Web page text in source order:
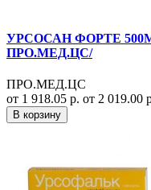
УРСОСАН ФОРТЕ
ПРО.МЕД.ЦС/
ПРО.МЕД.ЦС
от 1 918.05 р. от 2 019.00
В корзину